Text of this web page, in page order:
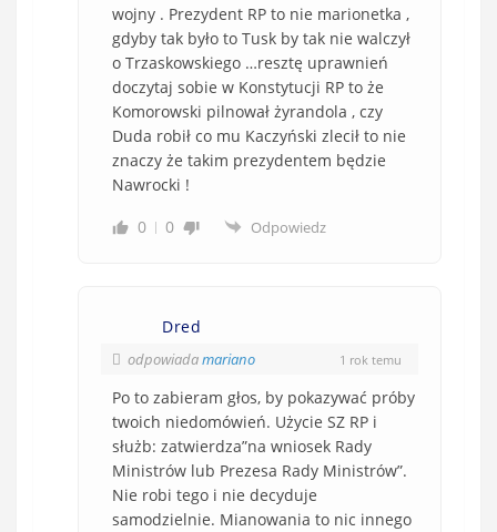
wojny . Prezydent RP to nie marionetka ,
gdyby tak było to Tusk by tak nie walczył
o Trzaskowskiego …resztę uprawnień
doczytaj sobie w Konstytucji RP to że
Komorowski pilnował żyrandola , czy
Duda robił co mu Kaczyński zlecił to nie
znaczy że takim prezydentem będzie
Nawrocki !
0
0 Odpowiedz
Dred
odpowiadamariano 1 rok temu
Po to zabieram głos, by pokazywać próby
twoich niedomówień. Użycie SZ RP i
służb: zatwierdza”na wniosek Rady
Ministrów lub Prezesa Rady Ministrów”.
Nie robi tego i nie decyduje
samodzielnie. Mianowania to nic innego